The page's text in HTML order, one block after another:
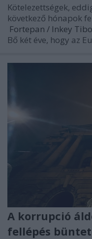
Kötelezettségek,
következő hónapok
Fortepan / Inkey
Bő két éve, hogy az
A korrupció
fellépés